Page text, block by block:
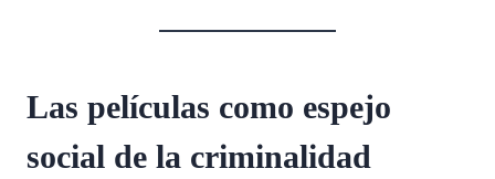
Las películas como espejo
social de la criminalidad